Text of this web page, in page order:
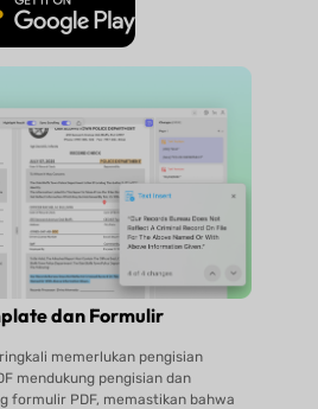
Unduh Gratis
dan Formulir
memerlukan pengisian
mendukung pengisian dan
formulir PDF, memastikan bahwa